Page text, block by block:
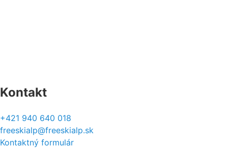
Kontakt
+421 940 640 018
freeskialp@freeskialp.sk
Kontaktný formulár